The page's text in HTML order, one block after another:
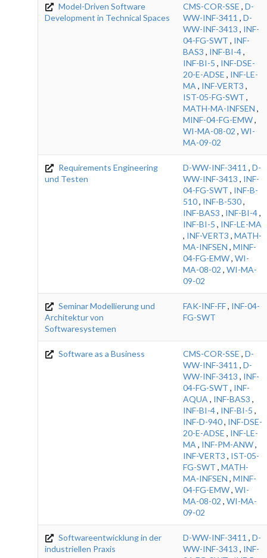
Model-Driven Software
Development in Technical Spaces
CMS-COR-SSE , D-
WW-INF-3411 , D-
WW-INF-3413 , INF-
04-FG-SWT , INF-
BAS3 , INF-BI-4,
INF-BI-5 , INF-DSE-
20-E-ADSE , INF-LE-
MA , INF-VERT3 ,
IST-05-FG-SWT ,
MATH-MA-INFSEN ,
MINF-04-FG-EMW,
WI-MA-08-02 , WI-
MA-09-02
Requirements Engineering
und Testen
D-WW-INF-3411 , D-
WW-INF-3413 , INF-
04-FG-SWT , INF-B-
510, INF-B-530,
INF-BAS3 , INF-BI-4,
INF-BI-5 , INF-LE-MA
, INF-VERT3 , MATH-
MA-INFSEN , MINF-
04-FG-EMW, WI-
MA-08-02 , WI-MA-
09-02
Seminar Modellierung und
Architektur von
Softwaresystemen
FAK-INF-FF, INF-04-
FG-SWT
Software as a Business CMS-COR-SSE , D-
WW-INF-3411 , D-
WW-INF-3413 , INF-
04-FG-SWT , INF-
AQUA , INF-BAS3 ,
INF-BI-4, INF-BI-5 ,
INF-D-940, INF-DSE-
20-E-ADSE , INF-LE-
MA , INF-PM-ANW,
INF-VERT3 , IST-05-
FG-SWT , MATH-
MA-INFSEN , MINF-
04-FG-EMW, WI-
MA-08-02 , WI-MA-
09-02
Softwareentwicklung in der
industriellen Praxis
D-WW-INF-3411 , D-
WW-INF-3413 , INF-